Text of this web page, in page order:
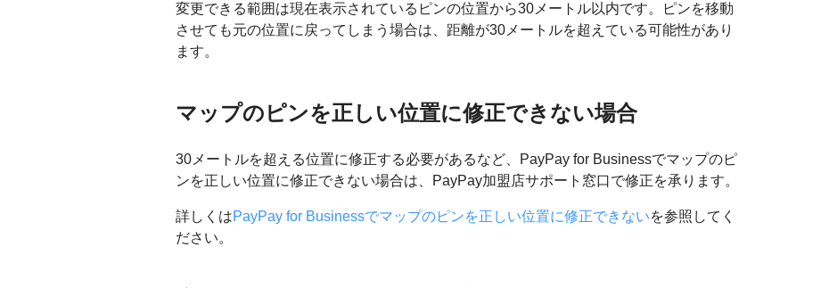
変更できる範囲は現在表示されているピンの位置から30メートル以内です。ピンを移動
させても元の位置に戻ってしまう場合は、距離が30メートルを超えている可能性があり
ます。
マップのピンを正しい位置に修正できない場合
30メートルを超える位置に修正する必要があるなど、PayPay for Businessでマップのピ
ンを正しい位置に修正できない場合は、PayPay加盟店サポート窓口で修正を承ります。
詳しくはPayPay for Businessでマップのピンを正しい位置に修正できないを参照してく
ださい。